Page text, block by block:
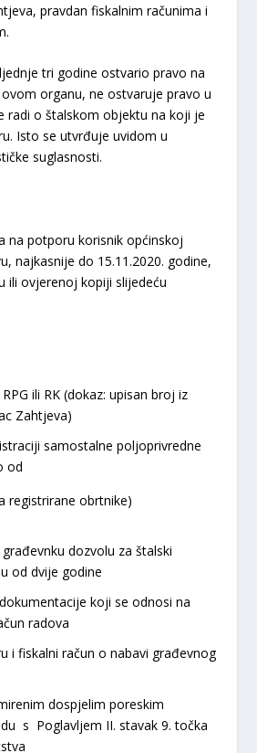
pravdan fiskalnim računima i
tri godine ostvario pravo na
organu, ne ostvaruje pravo u
radi o štalskom objektu na koji je
Isto se utvrđuje uvidom u
suglasnosti.
na potporu korisnik općinskoj
najkasnije do 15.11.2020. godine,
ili ovjerenoj kopiji slijedeću
ili RK (dokaz: upisan broj iz
Zahtjeva)
samostalne poljoprivredne
od
registrirane obrtnike)
dozvolu za štalski
od dvije godine
koji se odnosi na
radova
i fiskalni račun o nabavi građevnog
dospjelim poreskim
s Poglavljem II. stavak 9. točka